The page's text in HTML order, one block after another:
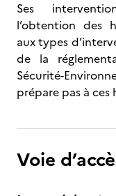
Ses
l’obtention des
aux types
de la
Sécurité-
prépare pas à
Voie